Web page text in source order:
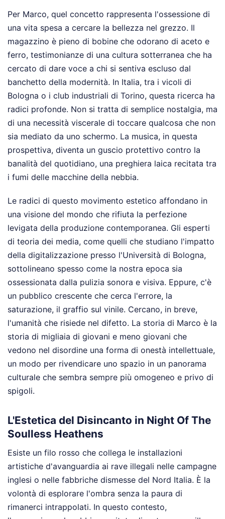
Per Marco, quel concetto rappresenta l'ossessione di
una vita spesa a cercare la bellezza nel grezzo. Il
magazzino è pieno di bobine che odorano di aceto e
ferro, testimonianze di una cultura sotterranea che ha
cercato di dare voce a chi si sentiva escluso dal
banchetto della modernità. In Italia, tra i vicoli di
Bologna o i club industriali di Torino, questa ricerca ha
radici profonde. Non si tratta di semplice nostalgia, ma
di una necessità viscerale di toccare qualcosa che non
sia mediato da uno schermo. La musica, in questa
prospettiva, diventa un guscio protettivo contro la
banalità del quotidiano, una preghiera laica recitata tra
i fumi delle macchine della nebbia.
Le radici di questo movimento estetico affondano in
una visione del mondo che rifiuta la perfezione
levigata della produzione contemporanea. Gli esperti
di teoria dei media, come quelli che studiano l'impatto
della digitalizzazione presso l'Università di Bologna,
sottolineano spesso come la nostra epoca sia
ossessionata dalla pulizia sonora e visiva. Eppure, c'è
un pubblico crescente che cerca l'errore, la
saturazione, il graffio sul vinile. Cercano, in breve,
l'umanità che risiede nel difetto. La storia di Marco è la
storia di migliaia di giovani e meno giovani che
vedono nel disordine una forma di onestà intellettuale,
un modo per rivendicare uno spazio in un panorama
culturale che sembra sempre più omogeneo e privo di
spigoli.
L'Estetica del Disincanto in Night Of The
Soulless Heathens
Esiste un filo rosso che collega le installazioni
artistiche d'avanguardia ai rave illegali nelle campagne
inglesi o nelle fabbriche dismesse del Nord Italia. È la
volontà di esplorare l'ombra senza la paura di
rimanerci intrappolati. In questo contesto,